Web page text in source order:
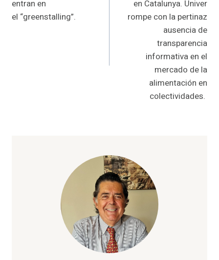
entran en
el “greenstalling”.
en Catalunya. Univer
rompe con la pertinaz
ausencia de
transparencia
informativa en el
mercado de la
alimentación en
colectividades.